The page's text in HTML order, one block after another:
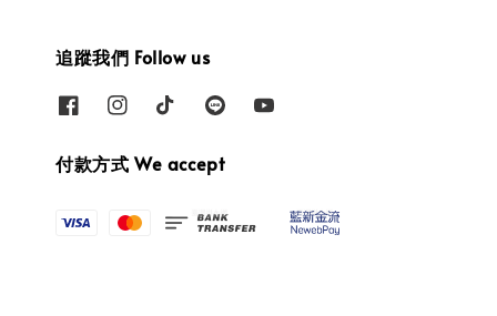
追蹤我們 Follow us
付款方式 We accept